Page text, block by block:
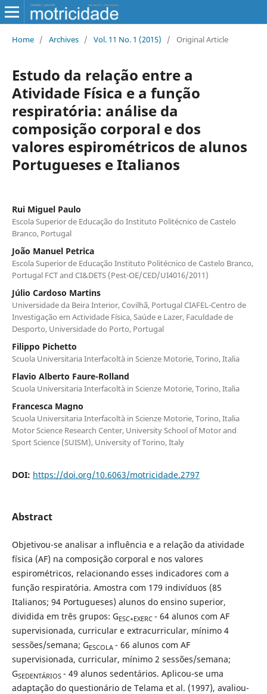
Home / Archives / Vol. 11 No. 1 (2015) / Original Article
Estudo da relação entre a
Atividade Física e a função
respiratória: análise da
composição corporal e dos
valores espirométricos de alunos
Portugueses e Italianos
Rui Miguel Paulo
Escola Superior de Educação do Instituto Politécnico de Castelo
Branco, Portugal
João Manuel Petrica
Escola Superior de Educação Instituto Politécnico de Castelo Branco,
Portugal FCT and CI&DETS (Pest-OE/CED/UI4016/2011)
Júlio Cardoso Martins
Universidade da Beira Interior, Covilhã, Portugal CIAFEL-Centro de
Investigação em Actividade Física, Saúde e Lazer, Faculdade de
Desporto, Universidade do Porto, Portugal
Filippo Pichetto
Scuola Universitaria Interfacoltà in Scienze Motorie, Torino, Italia
Flavio Alberto Faure-Rolland
Scuola Universitaria Interfacoltà in Scienze Motorie, Torino, Italia
Francesca Magno
Scuola Universitaria Interfacoltà in Scienze Motorie, Torino, Italia
Motor Science Research Center, University School of Motor and
Sport Science (SUISM), University of Torino, Italy
DOI: https://doi.org/10.6063/motricidade.2797
Abstract
Objetivou-se analisar a influência e a relação da atividade
física (AF) na composição corporal e nos valores
espirométricos, relacionando esses indicadores com a
função respiratória. Amostra com 179 indivíduos (85
Italianos; 94 Portugueses) alunos do ensino superior,
dividida em três grupos: GESC+EXERC - 64 alunos com AF
supervisionada, curricular e extracurricular, mínimo 4
sessões/semana; GESCOLA - 66 alunos com AF
supervisionada, curricular, mínimo 2 sessões/semana;
GSEDENTÁRIOS - 49 alunos sedentários. Aplicou-se uma
adaptação do questionário de Telama et al. (1997), avaliou-